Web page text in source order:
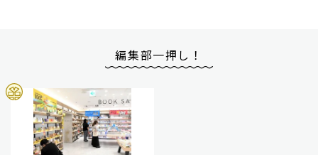
編集部一押し！